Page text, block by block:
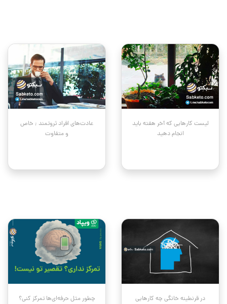
لیست کارهایی که آخر هفته باید
انجام دهید
عادت‌های افراد ثروتمند ; خاص
و متفاوت
در قرنطینه خانگی چه کارهایی
چطور مثل حرفه‌ای‌ها تمرکز کنی؟